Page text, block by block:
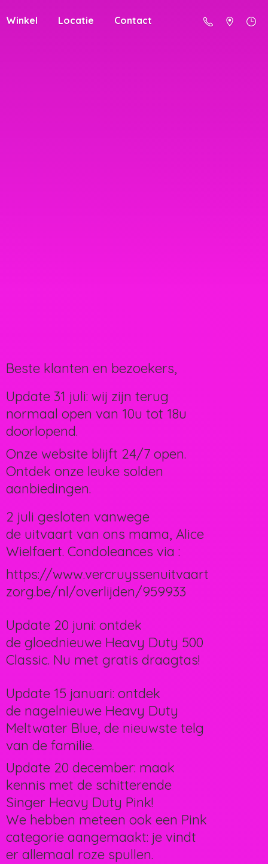
Winkel Locatie Contact
Beste klanten en bezoekers,
Update 31 juli: wij zijn terug
normaal open van 10u tot 18u
doorlopend.
Onze website blijft 24/7 open.
Ontdek onze leuke solden
aanbiedingen.
2 juli gesloten vanwege
de uitvaart van ons mama, Alice
Wielfaert. Condoleances via :
https://www.vercruyssenuitvaart
zorg.be/nl/overlijden/959933
Update 20 juni: ontdek
de gloednieuwe Heavy Duty 500
Classic. Nu met gratis draagtas!
Update 15 januari: ontdek
de nagelnieuwe Heavy Duty
Meltwater Blue, de nieuwste telg
van de familie.
Update 20 december: maak
kennis met de schitterende
Singer Heavy Duty Pink!
We hebben meteen ook een Pink
categorie aangemaakt: je vindt
er allemaal roze spullen.